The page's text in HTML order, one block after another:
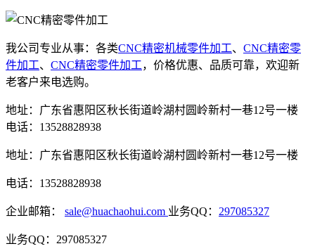
我公司专业从事：各类CNC精密机械零件加工、 CNC精密零
件加工、 CNC精密零件加工，价格优惠、品质可靠，欢迎新
老客户来电选购。
地址：广东省惠阳区秋长街道岭湖村圆岭新村一巷12号一楼
电话：13528828938
地址：广东省惠阳区秋长街道岭湖村圆岭新村一巷12号一楼
电话：13528828938
企业邮箱： sale@huachaohui.com 业务QQ： 297085327
业务QQ：297085327